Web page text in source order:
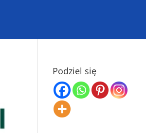
Podziel się